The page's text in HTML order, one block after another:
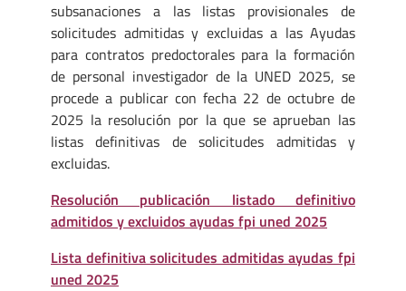
subsanaciones a las listas provisionales de
solicitudes admitidas y excluidas a las Ayudas
para contratos predoctorales para la formación
de personal investigador de la UNED 2025, se
procede a publicar con fecha 22 de octubre de
2025 la resolución por la que se aprueban las
listas definitivas de solicitudes admitidas y
excluidas.
Resolución publicación listado definitivo
admitidos y excluidos ayudas fpi uned 2025
Lista definitiva solicitudes admitidas ayudas fpi
uned 2025